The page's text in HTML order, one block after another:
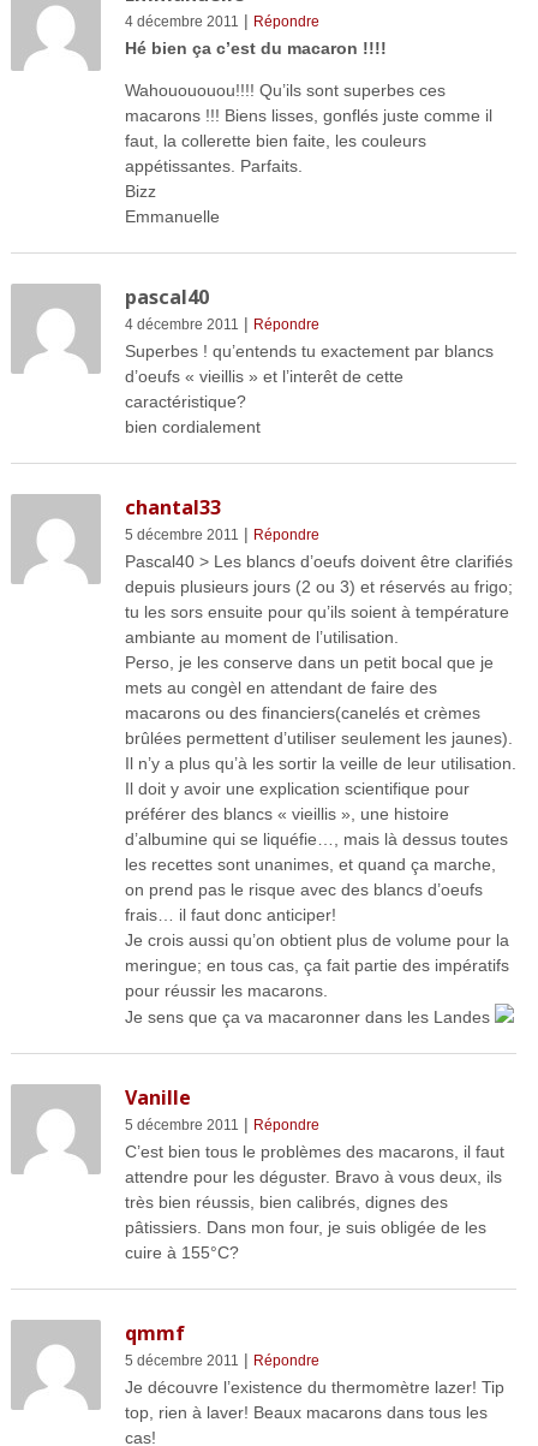
4 décembre 2011 | Répondre
Hé bien ça c’est du macaron !!!!
Wahouououou!!!! Qu’ils sont superbes ces
macarons !!! Biens lisses, gonflés juste comme il
faut, la collerette bien faite, les couleurs
appétissantes. Parfaits.
Bizz
Emmanuelle
pascal40
4 décembre 2011 | Répondre
Superbes ! qu’entends tu exactement par blancs
d’oeufs « vieillis » et l’interêt de cette
caractéristique?
bien cordialement
chantal33
5 décembre 2011 | Répondre
Pascal40 > Les blancs d’oeufs doivent être clarifiés
depuis plusieurs jours (2 ou 3) et réservés au frigo;
tu les sors ensuite pour qu’ils soient à température
ambiante au moment de l’utilisation.
Perso, je les conserve dans un petit bocal que je
mets au congèl en attendant de faire des
macarons ou des financiers(canelés et crèmes
brûlées permettent d’utiliser seulement les jaunes).
Il n’y a plus qu’à les sortir la veille de leur utilisation.
Il doit y avoir une explication scientifique pour
préférer des blancs « vieillis », une histoire
d’albumine qui se liquéfie…, mais là dessus toutes
les recettes sont unanimes, et quand ça marche,
on prend pas le risque avec des blancs d’oeufs
frais… il faut donc anticiper!
Je crois aussi qu’on obtient plus de volume pour la
meringue; en tous cas, ça fait partie des impératifs
pour réussir les macarons.
Je sens que ça va macaronner dans les Landes
Vanille
5 décembre 2011 | Répondre
C’est bien tous le problèmes des macarons, il faut
attendre pour les déguster. Bravo à vous deux, ils
très bien réussis, bien calibrés, dignes des
pâtissiers. Dans mon four, je suis obligée de les
cuire à 155°C?
qmmf
5 décembre 2011 | Répondre
Je découvre l’existence du thermomètre lazer! Tip
top, rien à laver! Beaux macarons dans tous les
cas!